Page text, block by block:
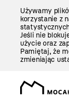
Używamy
korzystanie z
Jeśli nie
użycie oraz
Pamiętaj, że
zmieniając